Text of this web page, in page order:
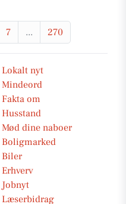
7 ... 270
Lokalt nyt
Mindeord
Fakta om
Husstand
Mød dine naboer
Boligmarked
Biler
Erhverv
Jobnyt
Læserbidrag